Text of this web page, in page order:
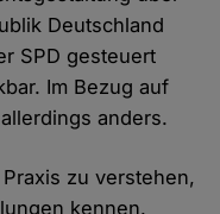
Deutschland
SPD gesteuert
Im Bezug auf
anders.
zu verstehen,
kennen.